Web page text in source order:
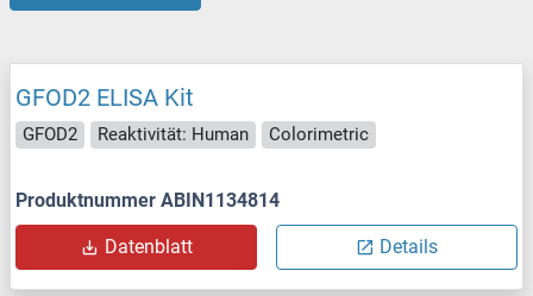
GFOD2 ELISA Kit
GFOD2 Reaktivität: Human Colorimetric
Produktnummer ABIN1134814
Datenblatt Details